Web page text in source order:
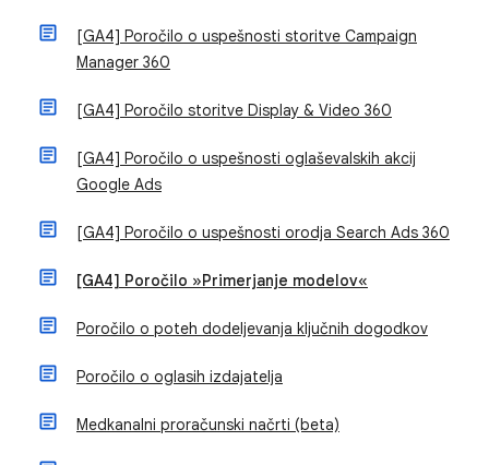
[GA4] Poročilo o uspešnosti storitve Campaign
Manager 360
[GA4] Poročilo storitve Display & Video 360
[GA4] Poročilo o uspešnosti oglaševalskih akcij
Google Ads
[GA4] Poročilo o uspešnosti orodja Search Ads 360
[GA4] Poročilo »Primerjanje modelov«
Poročilo o poteh dodeljevanja ključnih dogodkov
Poročilo o oglasih izdajatelja
Medkanalni proračunski načrti (beta)